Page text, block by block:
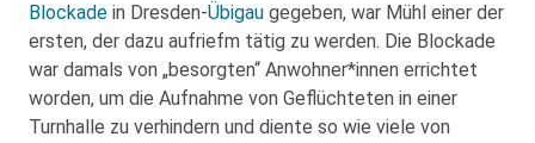
Blockade in Dresden-Übigau gegeben, war Mühl einer der
ersten, der dazu aufriefm tätig zu werden. Die Blockade
war damals von „besorgten“ Anwohner*innen errichtet
worden, um die Aufnahme von Geflüchteten in einer
Turnhalle zu verhindern und diente so wie viele von